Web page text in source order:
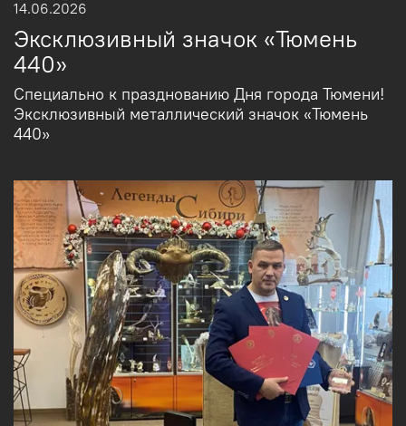
14.06.2026
Эксклюзивный значок «Тюмень
440»
Специально к празднованию Дня города Тюмени!
Эксклюзивный металлический значок «Тюмень
440»